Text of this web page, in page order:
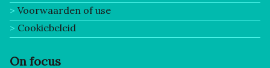
Voorwaarden of use
Cookiebeleid
On focus